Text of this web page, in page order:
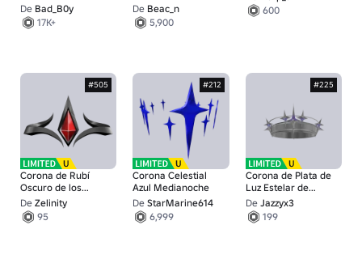
De Bad_B0y
17K+
De Beac_n
5,900
600
#505
Corona de Rubí
Oscuro de los
Justos
De Zelinity
95
#212
Corona Celestial
Azul Medianoche
De StarMarine614
6,999
#225
Corona de Plata de
Luz Estelar de
Cristal
De Jazzyx3
199